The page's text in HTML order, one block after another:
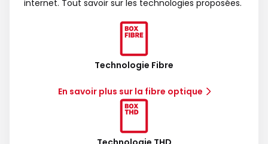
internet. Tout savoir sur les technologies proposées.
Technologie Fibre
En savoir plus sur la fibre optique